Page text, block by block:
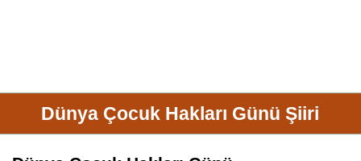
Dünya Çocuk Hakları Günü Şiiri